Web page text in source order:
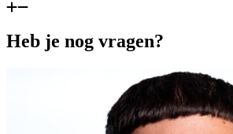
Heb je nog vragen?